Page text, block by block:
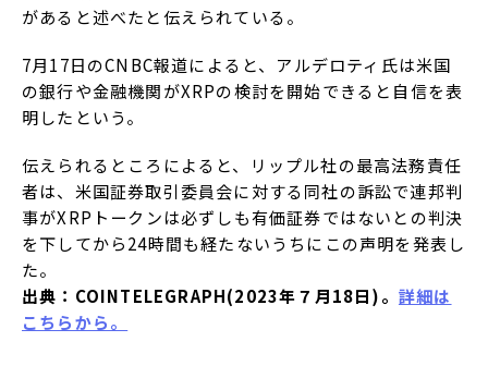
があると述べたと伝えられている。
7月17日のCNBC報道によると、アルデロティ氏は米国
の銀行や金融機関がXRPの検討を開始できると自信を表
明したという。
伝えられるところによると、リップル社の最高法務責任
者は、米国証券取引委員会に対する同社の訴訟で連邦判
事がXRPトークンは必ずしも有価証券ではないとの判決
を下してから24時間も経たないうちにこの声明を発表し
た。
出典：COINTELEGRAPH(2023年７月18日)。 詳細は
こちらから。